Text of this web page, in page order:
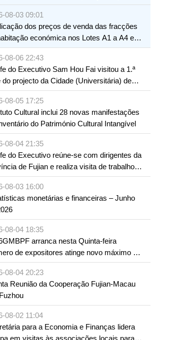
08-03 09:01
dos preços de venda das fracções
económica nos Lotes A1 a A4 e
da Zona A dos Novos Aterros
08-06 22:43
do Executivo Sam Hou Fai visitou a 1.ª
do projecto da Cidade (Universitária) de
Internacional de Macau e Hengqin
08-05 17:25
Cultural inclui 28 novas manifestações
do Património Cultural Intangível
08-04 21:35
do Executivo reúne-se com dirigentes da
de Fujian e realiza visita de trabalho
08-03 16:00
monetárias e financeiras – Junho
08-04 18:35
arranca nesta Quinta-feira
de expositores atinge novo máximo em
08-04 20:23
Reunião da Cooperação Fujian-Macau
08-02 11:04
para a Economia e Finanças lidera